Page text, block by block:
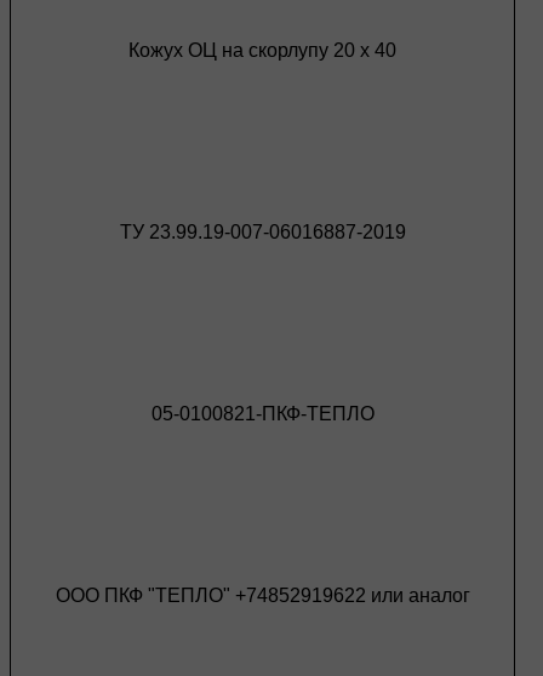
Кожух ОЦ на скорлупу 20 х 40
ТУ 23.99.19-007-06016887-2019
05-0100821-ПКФ-ТЕПЛО
ООО ПКФ "ТЕПЛО" +74852919622 или аналог